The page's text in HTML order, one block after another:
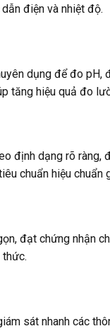
điện và nhiệt độ.
dụng để đo pH,
tăng hiệu quả đo
định dạng rõ
chuẩn hiệu
đạt chứng nhận
sát nhanh các